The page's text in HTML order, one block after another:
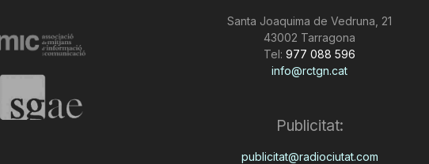
Santa Joaquima de Vedruna, 21
43002 Tarragona
Tel: 977 088 596
info@rctgn.cat
Publicitat:
publicitat@radiociutat.com